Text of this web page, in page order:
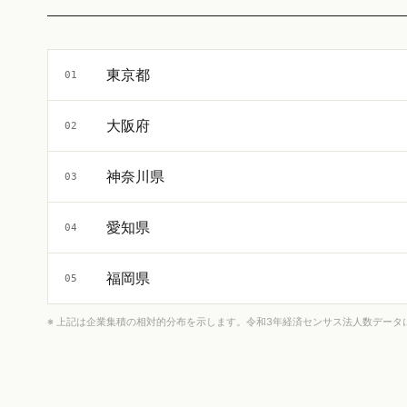
01 東京都
02 大阪府
03 神奈川県
04 愛知県
05 福岡県
※ 上記は企業集積の相対的分布を示します。令和3年経済センサス法人数データ